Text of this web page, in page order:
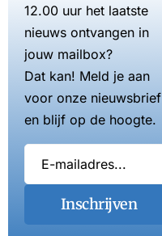
12.00 uur het laatste
nieuws ontvangen in
jouw mailbox?
Dat kan! Meld je aan
voor onze nieuwsbrief
en blijf op de hoogte.
Inschrijven